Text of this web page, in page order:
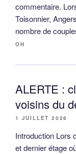
commentaire.
Toisonnier,
nombre de
OH
ALERTE :
voisins du
1 JUILLET 2026
Introduction Lors
et dernier étage